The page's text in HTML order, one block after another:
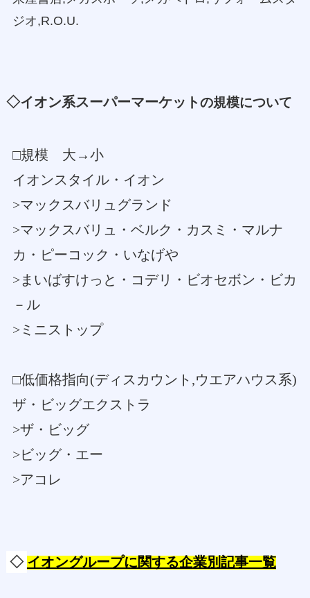
ジオ,R.O.U.
◇イオン系スーパーマーケットの規模について
□規模 大→小
イオンスタイル・イオン
>マックスバリュグランド
>マックスバリュ・ベルク・カスミ・マルナ
カ・ピーコック・いなげや
>まいばすけっと・コデリ・ビオセボン・ビカ
－ル
>ミニストップ
□低価格指向(ディスカウント,ウエアハウス系)
ザ・ビッグエクストラ
>ザ・ビッグ
>ビッグ・エー
>アコレ
◇ イオングループに関する企業別記事一覧